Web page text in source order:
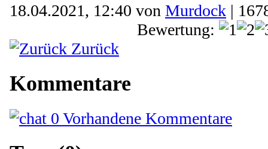
18.04.2021, 12:40 von Murdock |
Bewertung:
Zurück
Kommentare
0 Vorhandene Kommentare